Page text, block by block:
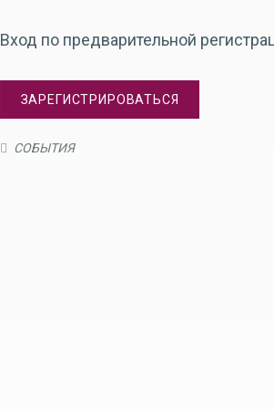
Вход по предварительной
ЗАРЕГИСТРИРОВАТЬСЯ
СОБЫТИЯ